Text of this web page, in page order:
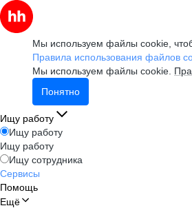
Мы используем файлы cookie,
Правила использования файлов
Мы используем файлы cookie.
Понятно
Ищу работу
Ищу работу
Ищу работу
Ищу сотрудника
Сервисы
Помощь
Ещё